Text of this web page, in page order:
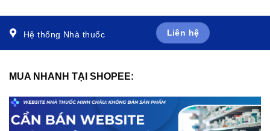
Hệ thống Nhà thuốc Liên hệ
MUA NHANH TẠI SHOPEE: